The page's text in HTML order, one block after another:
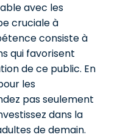
avec les
cruciale à
consiste à
qui favorisent
de ce public. En
les
pas seulement
dans la
de demain.